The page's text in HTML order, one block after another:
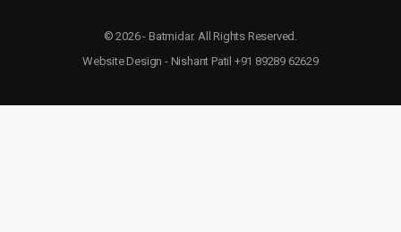
© 2026 - Batmidar. All Rights Reserved.
Website Design - Nishant Patil +91 89289 62629